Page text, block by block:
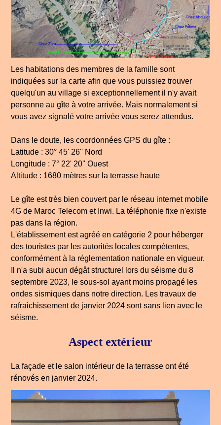
Les habitations des membres de la famille sont
indiquées sur la carte afin que vous puissiez trouver
quelqu'un au village si exceptionnellement il n'y avait
personne au gîte à votre arrivée. Mais normalement si
vous avez signalé votre arrivée vous serez attendus.
Dans le doute, les coordonnées GPS du gîte :
Latitude : 30° 45' 26'' Nord
Longitude : 7° 22' 20'' Ouest
Altitude : 1680 mètres sur la terrasse haute
Le gîte est très bien couvert par le réseau internet mobile
4G de Maroc Telecom et Inwi. La téléphonie fixe n'existe
pas dans la région.
L'établissement est agréé en catégorie 2 pour héberger
des touristes par les autorités locales compétentes,
conformément à la réglementation nationale en vigueur.
Il n'a subi aucun dégât structurel lors du séisme du 8
septembre 2023, le sous-sol ayant moins propagé les
ondes sismiques dans notre direction. Les travaux de
rafraichissement de janvier 2024 sont sans lien avec le
séisme.
Aspect extérieur
La façade et le salon intérieur de la terrasse ont été
rénovés en janvier 2024.